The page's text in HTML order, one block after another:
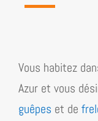
Vous habitez
Azur et vous
guêpes et de